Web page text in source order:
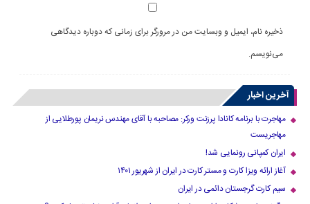
ذخیره نام، ایمیل و وبسایت من در مرورگر برای زمانی که دوباره دیدگاهی
می‌نویسم.
آخرین اخبار
مهاجرت با برنامه کانادا پرزنت ورکر: مصاحبه با آقای مهندس نریمان پورطلایی از
مهاجریست
ایران کمپانی رونمایی شد!
آغاز ارائه ویزا کارت و مستر کارت در ایران از شهریور ۱۴۰۱
سیم کارت گرجستان دائمی در ایران